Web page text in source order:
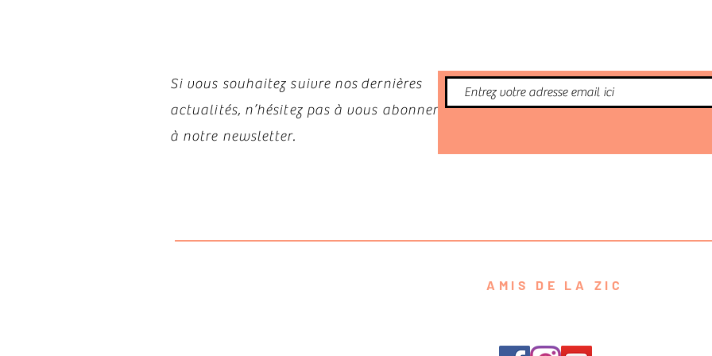
Si vous souhaitez suivre nos dernières
actualités, n’hésitez pas à vous abonner
à notre newsletter.
AMIS DE LA ZIC